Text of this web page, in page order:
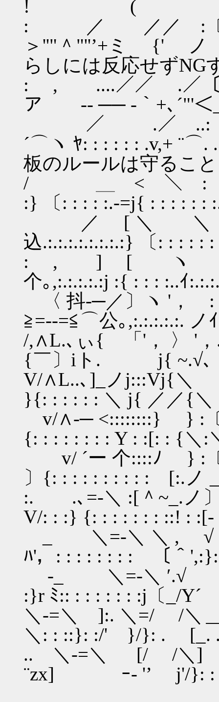
! (
: ／ ／／ :
＞''"＾
らしには反応せずNG
: , ....／／ .
ア -‐ ── -｀+
／ .／ ..:〔
´⌒ヽ ﾔ: : : : : :
板のルールは守るこ
/ ＿ < ＼ :〔ﾊ(
:} 〔: : : : :.-=j{ : : : : : :
／ [ ＼ ＼
込.:.:.:.:.:.:.:.:} 〔: : : : :
: , ] [ ヽ 〔(
个｡,:.:.:.:.:j :{ : : : :..ｲ
〈 抖-─／〕ヽ '
≧=--=≦⌒公｡,:.:.:.:.:. ノ
/,∧L.､ぃ{ 「'， 〉 '
{￣〕iト. j{ ~.√､
V/∧L..､]_ノj:::Vj{＼
}{: : : : : : ＼ j{ ／／{＼
v/∧-─ <::::::::} } :〔
{: : : : : : : : Y : :[: : {＼:
v/ ´ー 个::::ﾉ }
〕{: : : : : : : : : : [:.ノ
:. .､=-＼ :[＾
V/: : :} {: : : : : : : ::! :
_ ＼=-＼ ＼
ﾊ'，: : : : : : : : 〔＾
-_ ＼=-＼
:}r ﾐ:: : : : : : : :j〔_/
＼-=＼ ]:. ＼=/ /＼
＼: : ::}: :/' }/}: . [_.
.. ＼-=＼ [/ /＼] .
¨zx] ｰ- '’ j'/}: :